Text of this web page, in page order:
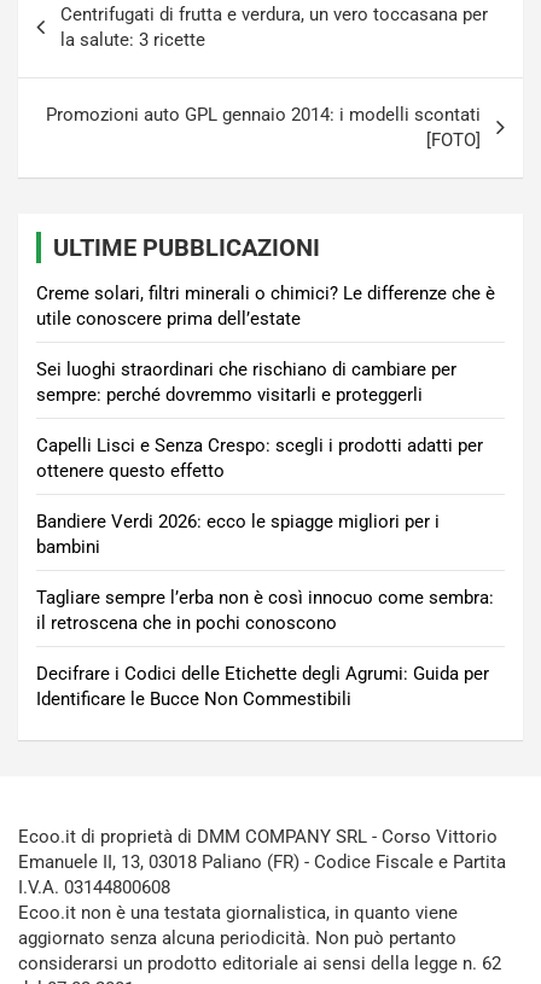
articoli
Centrifugati di frutta e verdura, un vero toccasana per
la salute: 3 ricette
Promozioni auto GPL gennaio 2014: i modelli scontati
[FOTO]
ULTIME PUBBLICAZIONI
Creme solari, filtri minerali o chimici? Le differenze che è
utile conoscere prima dell’estate
Sei luoghi straordinari che rischiano di cambiare per
sempre: perché dovremmo visitarli e proteggerli
Capelli Lisci e Senza Crespo: scegli i prodotti adatti per
ottenere questo effetto
Bandiere Verdi 2026: ecco le spiagge migliori per i
bambini
Tagliare sempre l’erba non è così innocuo come sembra:
il retroscena che in pochi conoscono
Decifrare i Codici delle Etichette degli Agrumi: Guida per
Identificare le Bucce Non Commestibili
Ecoo.it di proprietà di DMM COMPANY SRL - Corso Vittorio
Emanuele II, 13, 03018 Paliano (FR) - Codice Fiscale e Partita
I.V.A. 03144800608
Ecoo.it non è una testata giornalistica, in quanto viene
aggiornato senza alcuna periodicità. Non può pertanto
considerarsi un prodotto editoriale ai sensi della legge n. 62